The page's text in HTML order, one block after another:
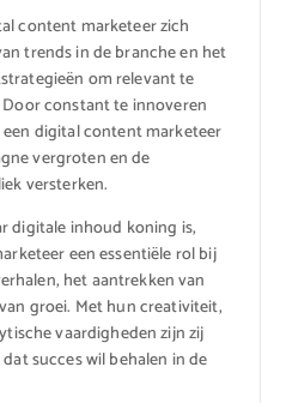
content marketeer zich
trends in de branche en het
om relevant te
constant te innoveren
digital content marketeer
vergroten en de
versterken.
digitale inhoud koning is,
een essentiële rol bij
het aantrekken van
groei. Met hun creativiteit,
vaardigheden zijn zij
succes wil behalen in de